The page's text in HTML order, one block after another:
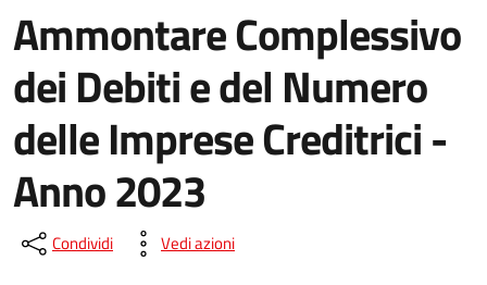
Ammontare Complessivo
dei Debiti e del Numero
delle Imprese Creditrici -
Anno 2023
Condividi Vedi azioni